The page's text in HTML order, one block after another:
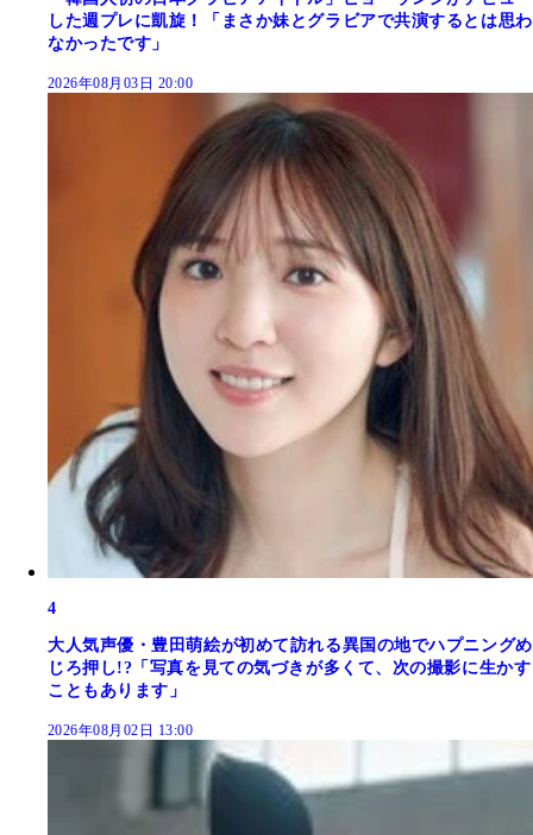
した週プレに凱旋！「まさか妹とグラビアで共演するとは思わ
なかったです」
2026年08月03日 20:00
4
大人気声優・豊田萌絵が初めて訪れる異国の地でハプニングめ
じろ押し!?「写真を見ての気づきが多くて、次の撮影に生かす
こともあります」
2026年08月02日 13:00